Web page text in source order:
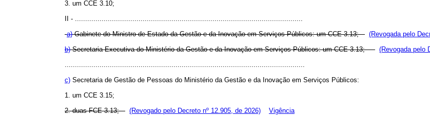
3. um CCE 3.10;
II - ...............................................................................................................
a)Gabinete do Ministro de Estado da Gestão e da Inovação em Serviços Públicos: um CCE 3.13; (Revogada pelo
b)Secretaria-Executiva do Ministério da Gestão e da Inovação em Serviços Públicos: um CCE 3.13; (Revogada pelo
.....................................................................................................................
c) Secretaria de Gestão de Pessoas do Ministério da Gestão e da Inovação em Serviços Públicos:
1. um CCE 3.15;
2. duas FCE 3.13; (Revogado pelo Decreto nº 12.905, de 2026)
Vigência